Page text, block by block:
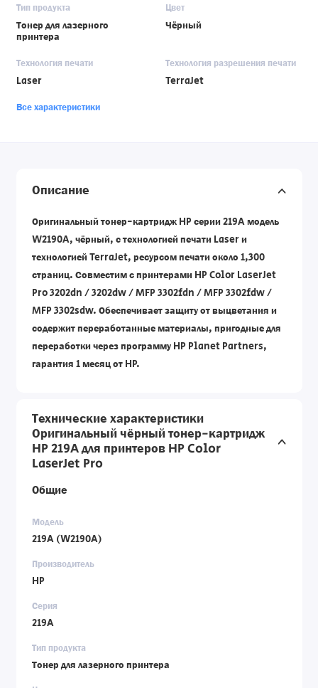
Тип продукта
Тонер для лазерного
принтера
Цвет
Чёрный
Технология печати
Laser
Технология разрешения печати
TerraJet
Все характеристики
Описание
Оригинальный тонер-картридж HP серии 219A модель
W2190A, чёрный, с технологией печати Laser и
технологией TerraJet, ресурсом печати около 1,300
страниц. Совместим с принтерами HP Color LaserJet
Pro 3202dn / 3202dw / MFP 3302fdn / MFP 3302fdw /
MFP 3302sdw. Обеспечивает защиту от выцветания и
содержит переработанные материалы, пригодные для
переработки через программу HP Planet Partners,
гарантия 1 месяц от HP.
Технические характеристики
Оригинальный чёрный тонер-картридж
HP 219A для принтеров HP Color
LaserJet Pro
Общие
Модель
219A (W2190A)
Производитель
HP
Серия
219A
Тип продукта
Тонер для лазерного принтера